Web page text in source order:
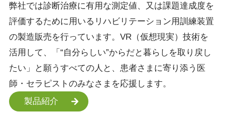
弊社では診断治療に有用な測定値、又は課題達成度を
評価するために用いるリハビリテーション用訓練装置
の製造販売を行っています。VR（仮想現実）技術を
活用して、「“自分らしい”からだと暮らしを取り戻し
たい」と願うすべての人と、患者さまに寄り添う医
師・セラピストのみなさまを応援します。
製品紹介